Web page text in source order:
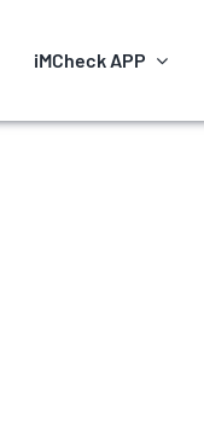
iMCheck APP